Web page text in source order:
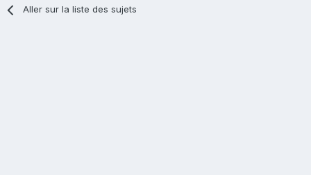
Aller sur la liste des sujets